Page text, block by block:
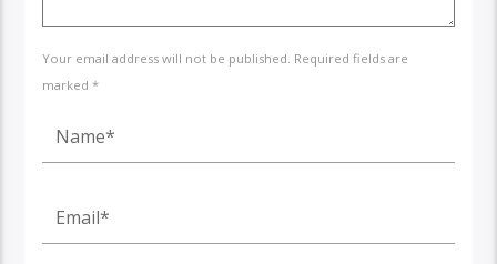
Your email address will not be published. Required fields are
marked *